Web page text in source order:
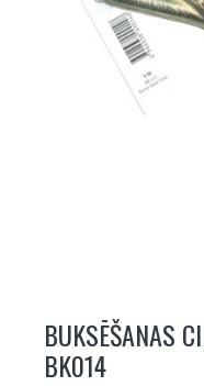
BUKSĒŠANAS
BK014